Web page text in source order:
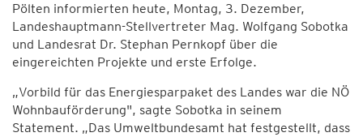
Pölten informierten heute, Montag, 3. Dezember,
Landeshauptmann-Stellvertreter Mag. Wolfgang Sobotka
und Landesrat Dr. Stephan Pernkopf über die
eingereichten Projekte und erste Erfolge.
„Vorbild für das Energiesparpaket des Landes war die NÖ
Wohnbauförderung", sagte Sobotka in seinem
Statement. „Das Umweltbundesamt hat festgestellt, dass